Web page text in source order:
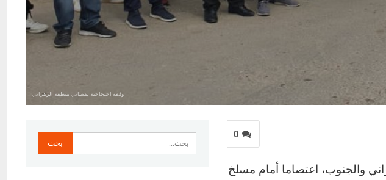
وقفة احتجاجية لقصابي منطقة الزهراني
0
الزهراني والجنوب، اعتصاما أمام مسلخ